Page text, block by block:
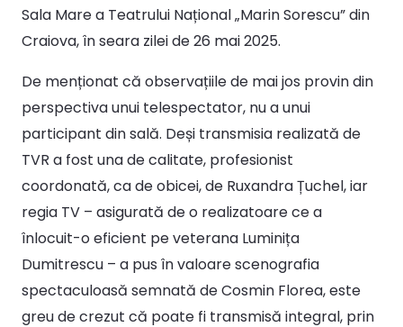
Sala Mare a Teatrului Național „Marin Sorescu” din
Craiova, în seara zilei de 26 mai 2025.
De menționat că observațiile de mai jos provin din
perspectiva unui telespectator, nu a unui
participant din sală. Deși transmisia realizată de
TVR a fost una de calitate, profesionist
coordonată, ca de obicei, de Ruxandra Țuchel, iar
regia TV – asigurată de o realizatoare ce a
înlocuit-o eficient pe veterana Luminița
Dumitrescu – a pus în valoare scenografia
spectaculoasă semnată de Cosmin Florea, este
greu de crezut că poate fi transmisă integral, prin